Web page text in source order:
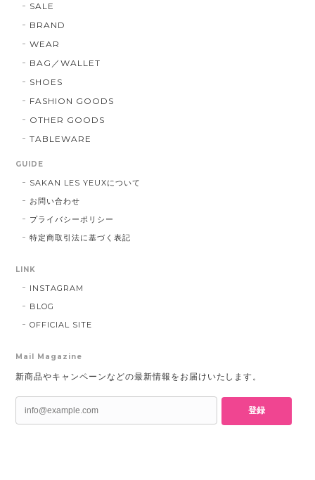
SALE
BRAND
WEAR
BAG／WALLET
SHOES
FASHION GOODS
OTHER GOODS
TABLEWARE
GUIDE
SAKAN LES YEUXについて
お問い合わせ
プライバシーポリシー
特定商取引法に基づく表記
LINK
INSTAGRAM
BLOG
OFFICIAL SITE
Mail Magazine
新商品やキャンペーンなどの最新情報をお届けいたします。
登録